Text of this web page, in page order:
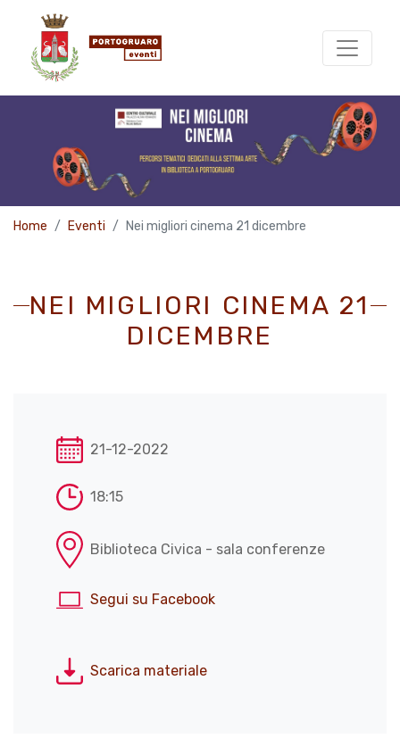
Home Eventi Nei migliori cinema 21 dicembre
NEI MIGLIORI CINEMA 21
DICEMBRE
21-12-2022
18:15
Biblioteca Civica - sala conferenze
Segui su Facebook
Scarica materiale